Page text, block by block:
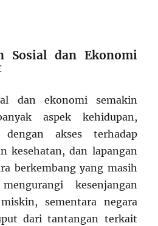
Sosial dan Ekonomi
dan ekonomi semakin
aspek kehidupan,
akses terhadap
kesehatan, dan lapangan
berkembang yang masih
kesenjangan
sementara negara
dari tantangan terkait